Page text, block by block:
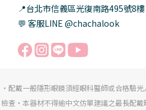
📍台北市信義區光復南路495號8樓
💬 客服LINE @chachalook
・配戴一般隱形眼鏡須經眼科醫師或合格驗
檢查・本器材不得逾中文仿單建議之最長配